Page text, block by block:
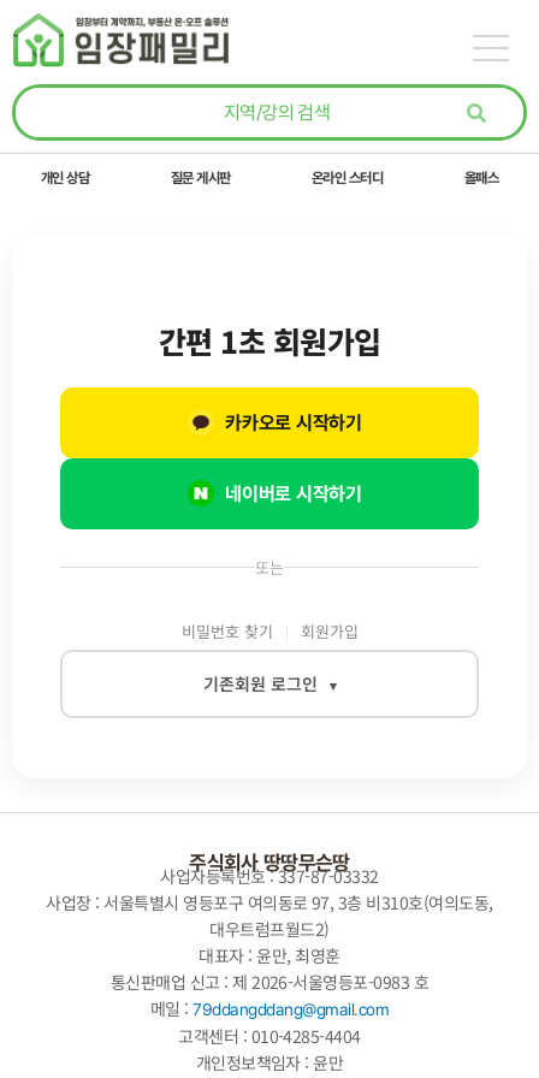
콘텐츠로
건너뛰기
개인 상담 질문 게시판 온라인 스터디 올패스
또는
비밀번호 찾기 회원가입
기존회원 로그인 ▾
로그인
간편 1초 회원가입
네이버로 시작하기
카카오로 시작하기
주식회사 땅땅무슨땅
사업자등록번호 : 337-87-03332
사업장 : 서울특별시 영등포구 여의동로 97, 3층 비310호(여의도동,
대우트럼프월드2)
대표자 : 윤만, 최영훈
통신판매업 신고 : 제 2026-서울영등포-0983 호
메일 :79ddangddang@gmail.com
고객센터 : 010-4285-4404
개인정보책임자 : 윤만